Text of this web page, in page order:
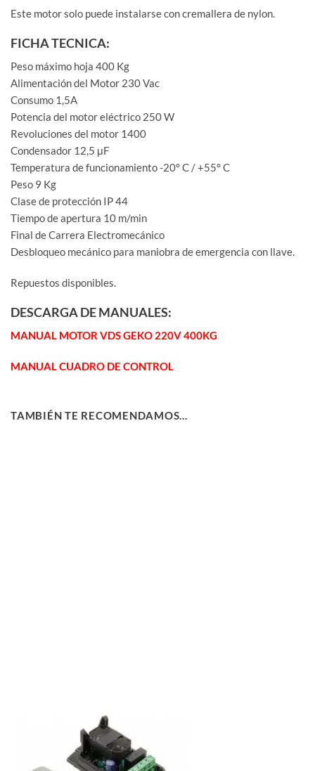
Este motor solo puede instalarse con cremallera de nylon.
FICHA TECNICA:
Peso máximo hoja 400 Kg
Alimentación del Motor 230 Vac
Consumo 1,5A
Potencia del motor eléctrico 250 W
Revoluciones del motor 1400
Condensador 12,5 μF
Temperatura de funcionamiento -20° C / +55° C
Peso 9 Kg
Clase de protección IP 44
Tiempo de apertura 10 m/min
Final de Carrera Electromecánico
Desbloqueo mecánico para maniobra de emergencia con llave.
Repuestos disponibles.
DESCARGA DE MANUALES:
MANUAL MOTOR VDS GEKO 220V 400KG
MANUAL CUADRO DE CONTROL
TAMBIÉN TE RECOMENDAMOS…